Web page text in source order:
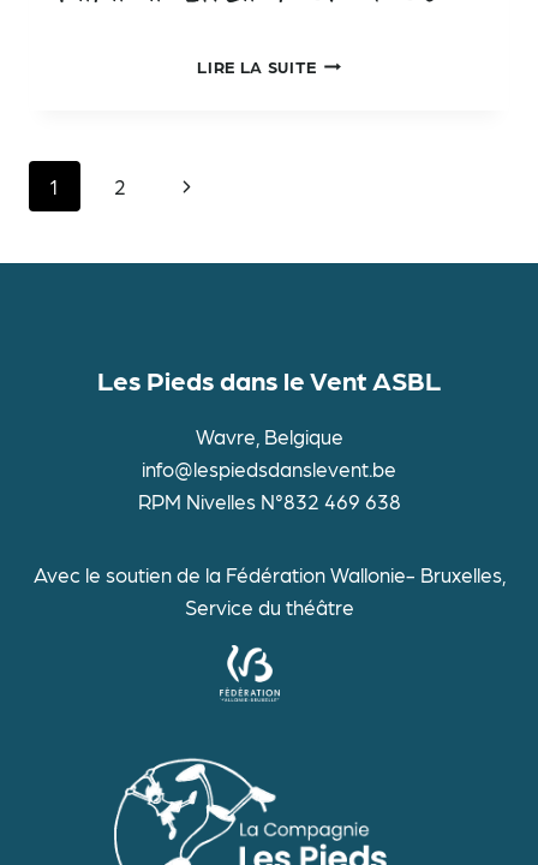
LIRE LA SUITERAPA
Navigation
1 2
Page
Les Pieds dans le Vent ASBL
Wavre, Belgique
info@lespiedsdanslevent.be
RPM Nivelles N°832 469 638
Avec le soutien de la Fédération Wallonie- Bruxelles,
Service du théâtre